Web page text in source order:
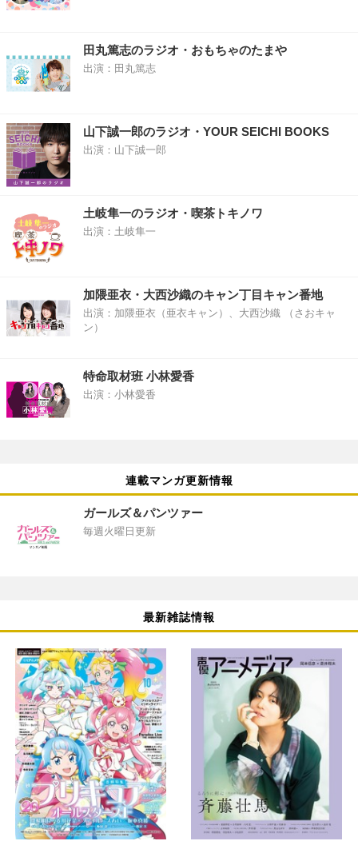
田丸篤志のラジオ・おもちゃのたまや
出演：田丸篤志
山下誠一郎のラジオ・YOUR SEICHI BOOKS
出演：山下誠一郎
土岐隼一のラジオ・喫茶トキノワ
出演：土岐隼一
加隈亜衣・大西沙織のキャン丁目キャン番地
出演：加隈亜衣（亜衣キャン）、大西沙織 （さおキャ
ン）
特命取材班 小林愛香
出演：小林愛香
連載マンガ更新情報
ガールズ＆パンツァー
毎週火曜日更新
最新雑誌情報